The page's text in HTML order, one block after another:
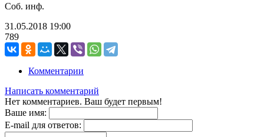
Соб. инф.
31.05.2018 19:00
789
Комментарии
Написать комментарий
Нет комментариев. Ваш будет первым!
Ваше имя:
E-mail для ответов: